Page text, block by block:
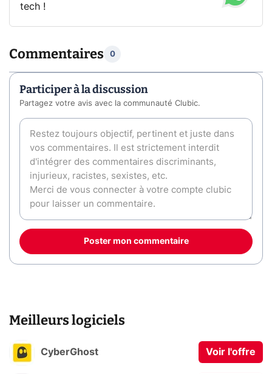
tech !
Commentaires 0
Participer à la discussion
Partagez votre avis avec la communauté Clubic.
Poster mon commentaire
Meilleurs logiciels
CyberGhost Voir l'offre